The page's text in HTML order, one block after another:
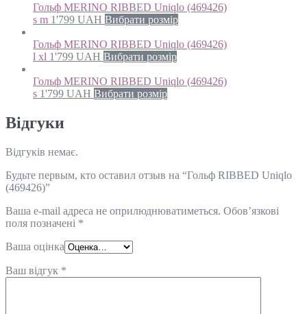
Гольф MERINO RIBBED Uniqlo (469426)
s m 1'799 UAH Вибрати розмір
Гольф MERINO RIBBED Uniqlo (469426)
l xl 1'799 UAH Вибрати розмір
Гольф MERINO RIBBED Uniqlo (469426)
s 1'799 UAH Вибрати розмір
Відгуки
Відгуків немає.
Будьте первым, кто оставил отзыв на “Гольф RIBBED Uniqlo
(469426)”
Ваша e-mail адреса не оприлюднюватиметься. Обов’язкові
поля позначені *
Ваша оцінка
Ваш відгук *